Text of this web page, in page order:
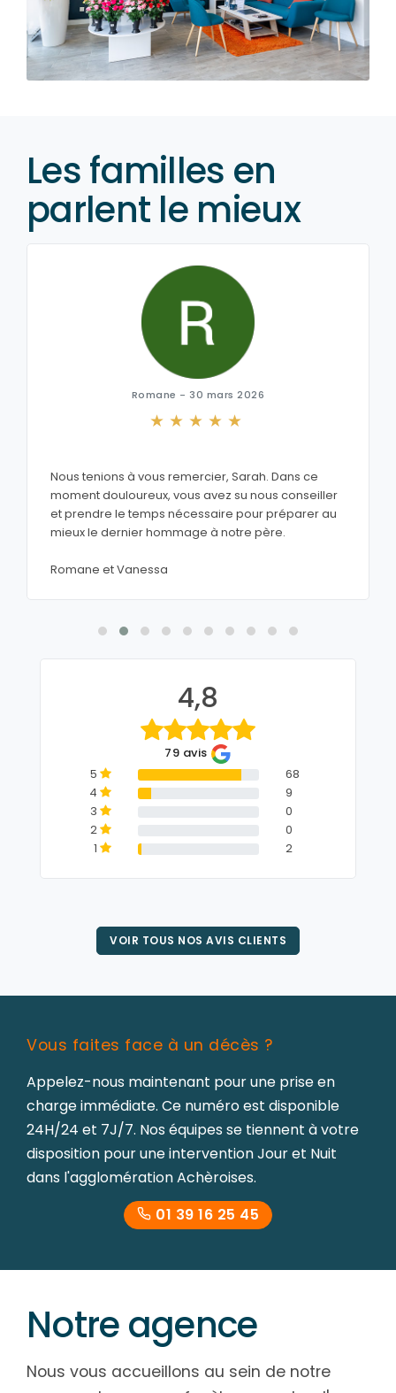
Les familles en
parlent le mieux
Romane - 30 mars 2026
Nous tenions à vous remercier, Sarah. Dans ce
moment douloureux, vous avez su nous conseiller
et prendre le temps nécessaire pour préparer au
mieux le dernier hommage à notre père.
Romane et Vanessa
4,8
79 avis
5
68
4
9
3
0
2
0
1
2
VOIR TOUS NOS AVIS CLIENTS
Vous faites face à un décès ?
Appelez-nous maintenant pour une prise en
charge immédiate. Ce numéro est disponible
24H/24 et 7J/7. Nos équipes se tiennent à votre
disposition pour une intervention Jour et Nuit
dans l'agglomération Achèroises.
01 39 16 25 45
Notre agence
Nous vous accueillons au sein de notre